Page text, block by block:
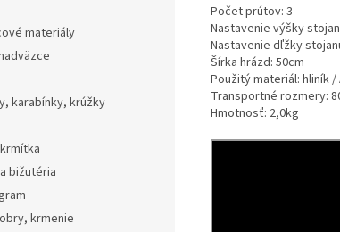
materiály
karabínky, krúžky
bižutéria
krmenie
Počet prútov: 3
Nastavenie výšky
Nastavenie dľžky
Šírka hrázd: 50cm
Použitý materiál: hliník /
Transportné rozmery:
Hmotnosť: 2,0kg